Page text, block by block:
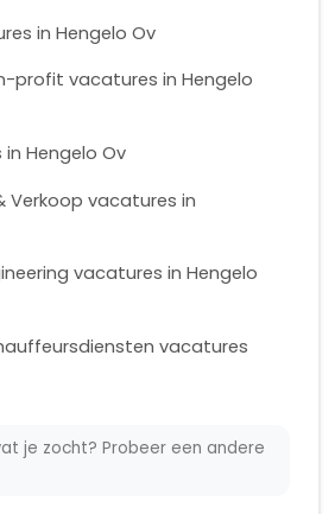
in Hengelo Ov
profit vacatures in Hengelo
Hengelo Ov
Verkoop vacatures in
vacatures in Hengelo
vacatures
je zocht? Probeer een andere